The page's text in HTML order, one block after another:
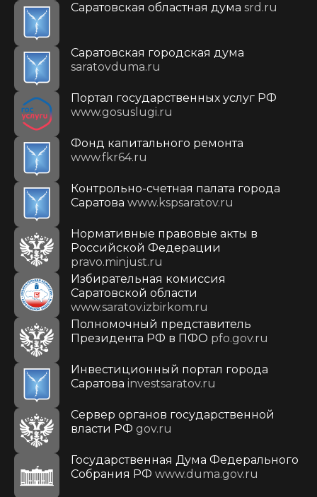
Саратовская областная дума srd.ru
Саратовская городская дума
saratovduma.ru
Портал государственных услуг РФ
www.gosuslugi.ru
Фонд капитального ремонта
www.fkr64.ru
Контрольно-счетная палата города
Саратова www.kspsaratov.ru
Нормативные правовые акты в
Российской Федерации
pravo.minjust.ru
Избирательная комиссия
Саратовской области
www.saratov.izbirkom.ru
Полномочный представитель
Президента РФ в ПФО pfo.gov.ru
Инвестиционный портал города
Саратова investsaratov.ru
Сервер органов государственной
власти РФ gov.ru
Государственная Дума Федерального
Собрания РФ www.duma.gov.ru